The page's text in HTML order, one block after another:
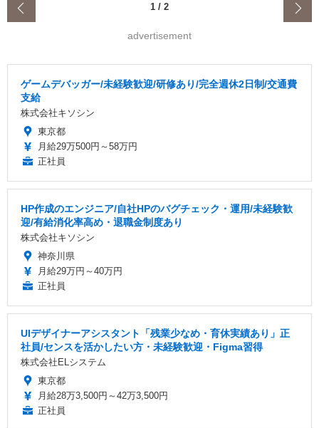
1 / 2
advertisement
ゲームデバッガー/未経験歓迎/研修あり/完全週休2日制/交通費
支給
株式会社キソシン
東京都
月給29万500円～58万円
正社員
HP作成のエンジニア/自社HPのバグチェック・運用/未経験歓
迎/有給消化率高め・退職金制度あり
株式会社キソシン
神奈川県
月給29万円～40万円
正社員
UIデザイナーアシスタント「残業少なめ・育休実績あり」正
社員/センスを活かしたい方・未経験歓迎・Figma習得
株式会社ELシステム
東京都
月給28万3,500円～42万3,500円
正社員